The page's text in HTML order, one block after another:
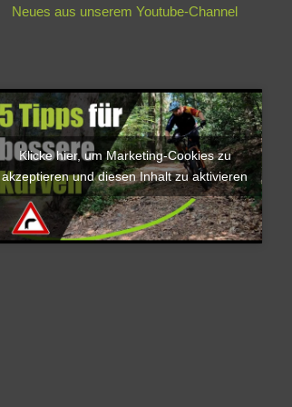
Neues aus unseremYoutube-Channel
Klicke hier, um Marketing-Cookies zu
akzeptieren und diesen Inhalt zu aktivieren